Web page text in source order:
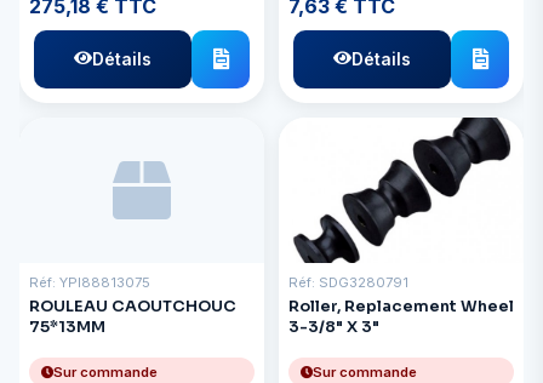
275,18 € TTC
Détails
7,63 € TTC
Détails
Réf: YPI88813075
ROULEAU CAOUTCHOUC
75*13MM
Sur commande
Réf: SDG3280791
Roller, Replacement Wheel
3-3/8" X 3"
Sur commande